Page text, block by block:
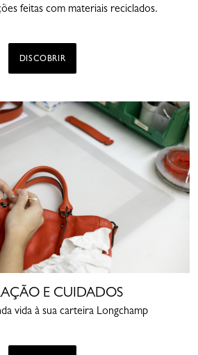
feitas com materiais reciclados.
DISCOBRIR
E CUIDADOS
vida à sua carteira Longchamp